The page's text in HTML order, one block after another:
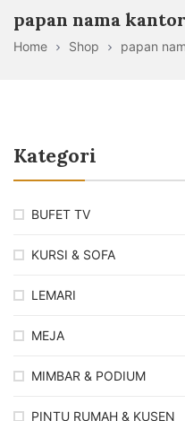
Furniture
Jati
papan nama kantor
Home Shop papan
Kategori
BUFET TV
KURSI & SOFA
LEMARI
MEJA
MIMBAR & PODIUM
PINTU RUMAH & KUSEN